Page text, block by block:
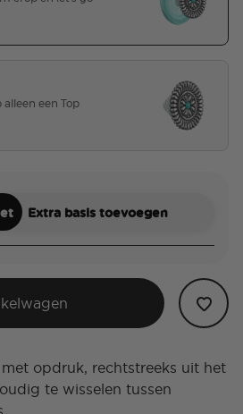
alleen een Top
Extra basis toevoegen
opdruk, rechtstreeks uit het
te wisselen tussen